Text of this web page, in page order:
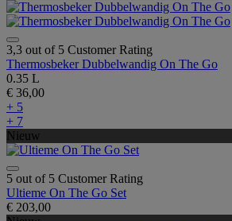
3,3 out of 5 Customer Rating
Thermosbeker Dubbelwandig On The Go
0.35 L
€ 36,00
+ 5
+ 7
Nieuw
5 out of 5 Customer Rating
Ultieme On The Go Set
€ 203,00